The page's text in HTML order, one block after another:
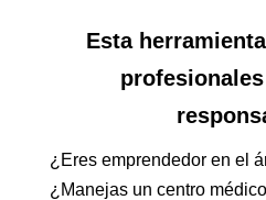
Esta
¿Eres emprendedor en el
¿Manejas un centro